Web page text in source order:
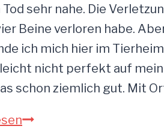
sehr nahe. Die
Beine verloren habe.
ich mich hier im
nicht perfekt auf
schon ziemlich gut. Mit
S